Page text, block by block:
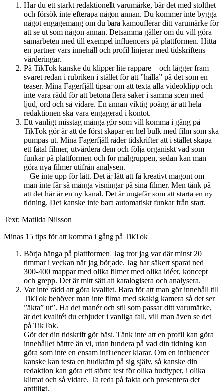
Har du ett starkt redaktionellt varumärke, bär det med stolthet
och försök inte efterapa någon annan. Du kommer inte bygga
något engagemang om du bara kamouflerar ditt varumärke för
att se ut som någon annan. Detsamma gäller om du vill göra
samarbeten med till exempel influencers på plattformen. Hitta
en partner vars innehåll och profil linjerar med tidskriftens
värderingar.
På TikTok kanske du klipper lite rappare – och lägger fram
svaret redan i rubriken i stället för att ”hålla” på det som en
teaser. Mina Fagerfjäll tipsar om att texta alla videoklipp och
inte vara rädd för att betona flera saker i samma scen med
ljud, ord och så vidare. En annan viktig poäng är att hela
redaktionen ska vara engagerad i kontot.
Ett vanligt misstag många gör som vill komma i gång på
TikTok gör är att de först skapar en hel bulk med film som ska
pumpas ut. Mina Fagerfjäll råder tidskrifter att i stället skapa
ett fåtal filmer, utvärdera dem och följa organiskt vad som
funkar på plattformen och för målgruppen, sedan kan man
göra nya filmer utifrån analysen.
– Ge inte upp för lätt. Det är lätt att få kreativt magont om
man inte får så många visningar på sina filmer. Men tänk på
att det här är en ny kanal. Det är ungefär som att starta en ny
tidning. Det kanske inte bara automatiskt funkar från start.
Text: Matilda Nilsson
Minas 15 tips för att komma i gång på TikTok
Börja hänga på plattformen! Jag tror jag var där minst 20
timmar i veckan när jag började. Jag har säkert sparat ned
300-400 mappar med olika filmer med olika idéer, koncept
och grepp. Det är mitt sätt att katalogisera och analysera.
Var inte rädd att göra kvalitet. Bara för att man gör innehåll till
TikTok behöver man inte filma med skakig kamera så det ser
”äkta” ut”. Ha det manér och stil som passar ditt varumärke,
är det kvalitét du erbjuder i vanliga fall, vill man även se det
på TikTok.
Gör det din tidskrift gör bäst. Tänk inte att en profil kan göra
innehållet bättre än vi, utan fundera på vad din tidning kan
göra som inte en ensam influencer klarar. Om en influencer
kanske kan testa en hudkräm på sig själv, så kanske din
redaktion kan göra ett större test för olika hudtyper, i olika
klimat och så vidare. Ta reda på fakta och presentera det
aptitligt.